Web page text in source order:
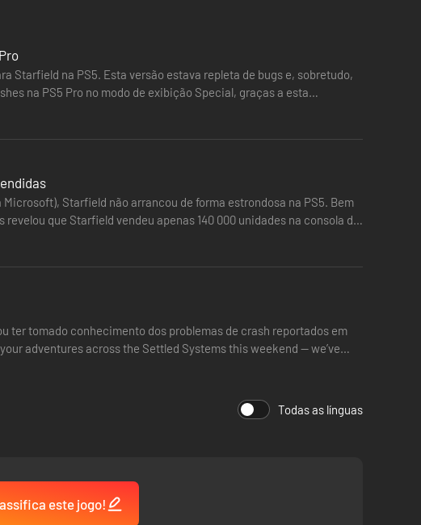
atravessa ambientes selvagens. Conhece e recruta personagens
nova história ou experiência à tua espera.
Starfield na PS5. Esta versão estava repleta de bugs e, sobretudo,
na PS5 Pro no modo de exibição Special, graças a esta
Starfield não arrancou de forma estrondosa na PS5. Bem
que Starfield vendeu apenas 140 000 unidades na consola da
ter tomado conhecimento dos problemas de crash reportados em
adventures across the Settled Systems this weekend — we’ve
Todas as línguas
este jogo!